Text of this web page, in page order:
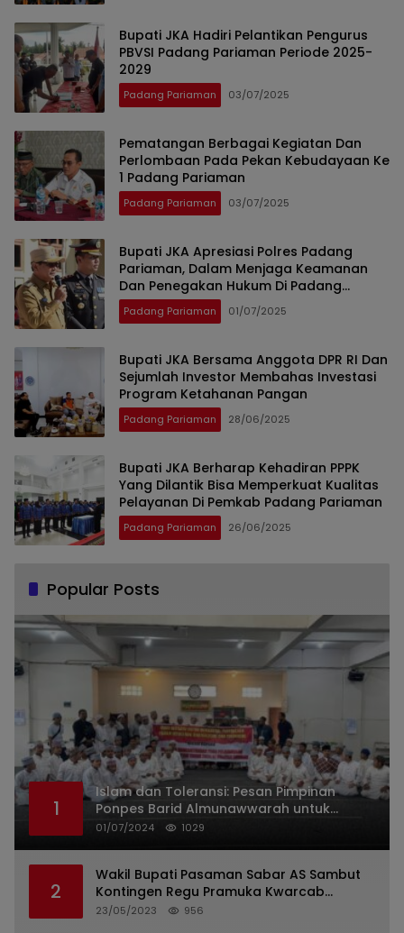
Bupati JKA Hadiri Pelantikan Pengurus
PBVSI Padang Pariaman Periode 2025-
2029
Padang Pariaman 03/07/2025
Pematangan Berbagai Kegiatan Dan
Perlombaan Pada Pekan Kebudayaan Ke
1 Padang Pariaman
Padang Pariaman 03/07/2025
Bupati JKA Apresiasi Polres Padang
Pariaman, Dalam Menjaga Keamanan
Dan Penegakan Hukum Di Padang
Pariaman
Padang Pariaman 01/07/2025
Bupati JKA Bersama Anggota DPR RI Dan
Sejumlah Investor Membahas Investasi
Program Ketahanan Pangan
Padang Pariaman 28/06/2025
Bupati JKA Berharap Kehadiran PPPK
Yang Dilantik Bisa Memperkuat Kualitas
Pelayanan Di Pemkab Padang Pariaman
Padang Pariaman 26/06/2025
Popular Posts
1
Islam dan Toleransi: Pesan Pimpinan
Ponpes Barid Almunawwarah untuk
Indonesia
01/07/2024 1029
2
Wakil Bupati Pasaman Sabar AS Sambut
Kontingen Regu Pramuka Kwarcab
Pasaman
23/05/2023 956